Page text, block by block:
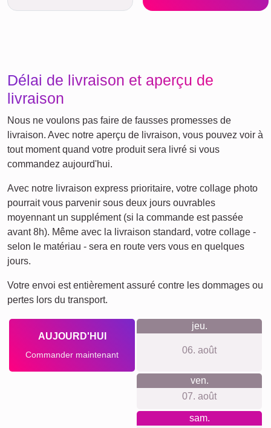
Délai de livraison et aperçu de
livraison
Nous ne voulons pas faire de fausses promesses de
livraison. Avec notre aperçu de livraison, vous pouvez voir à
tout moment quand votre produit sera livré si vous
commandez aujourd'hui.
Avec notre livraison express prioritaire, votre collage photo
pourrait vous parvenir sous deux jours ouvrables
moyennant un supplément (si la commande est passée
avant 8h). Même avec la livraison standard, votre collage -
selon le matériau - sera en route vers vous en quelques
jours.
Votre envoi est entièrement assuré contre les dommages ou
pertes lors du transport.
AUJOURD'HUI
Commander maintenant
jeu.
06. août
ven.
07. août
sam.